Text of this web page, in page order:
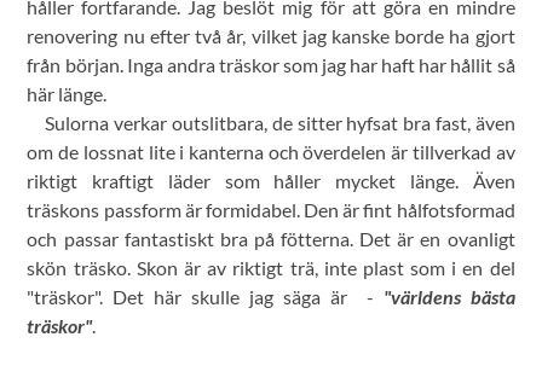
håller fortfarande. Jag beslöt mig för att göra en mindre
renovering nu efter två år, vilket jag kanske borde ha gjort
från början. Inga andra träskor som jag har haft har hållit så
här länge.
Sulorna verkar outslitbara, de sitter hyfsat bra fast, även
om de lossnat lite i kanterna och överdelen är tillverkad av
riktigt kraftigt läder som håller mycket länge. Även
träskons passform är formidabel. Den är fint hålfotsformad
och passar fantastiskt bra på fötterna. Det är en ovanligt
skön träsko. Skon är av riktigt trä, inte plast som i en del
"träskor". Det här skulle jag säga är - "världens bästa
träskor".